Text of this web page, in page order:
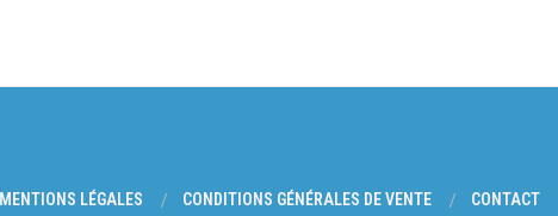
MENTIONS LÉGALES CONDITIONS GÉNÉRALES DE VENTE CONTACT